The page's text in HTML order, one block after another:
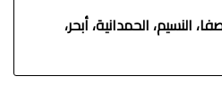
النسيم، الحمدانية، أبحر،